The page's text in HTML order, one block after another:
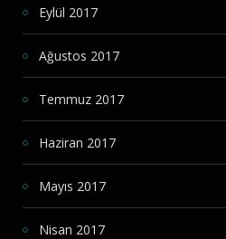
Eylül 2017
Ağustos 2017
Temmuz 2017
Haziran 2017
Mayıs 2017
Nisan 2017